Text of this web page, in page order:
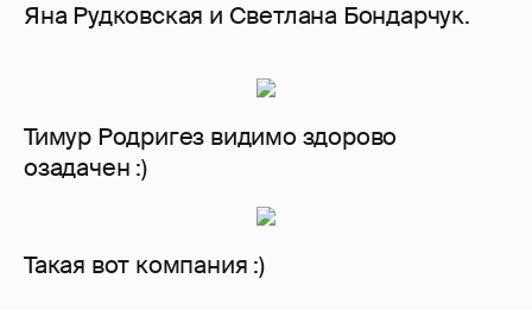
Яна Рудковская и Светлана Бондарчук.
Тимур Родригез видимо здорово
озадачен :)
Такая вот компания :)